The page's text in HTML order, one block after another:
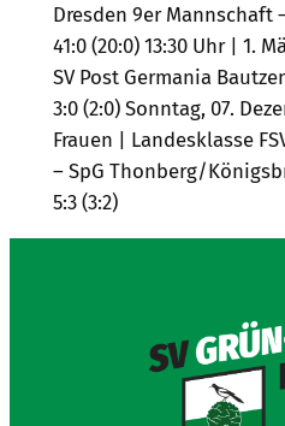
Dresden 9er Mannschaft –
41:0 (20:0) 13:30 Uhr | 1.
SV Post Germania
3:0 (2:0) Sonntag, 07.
Frauen | Landesklasse
– SpG Thonberg/
5:3 (3:2)